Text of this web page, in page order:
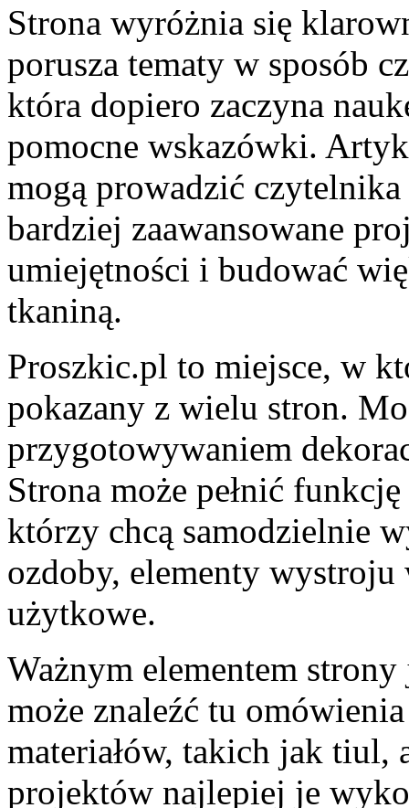
Strona wyróżnia się
porusza tematy w sposób
która dopiero zaczyna
pomocne wskazówki.
mogą prowadzić
bardziej zaawansowane
umiejętności i budować
tkaniną.
Proszkic.pl to miejsce, w
pokazany z wielu stron.
przygotowywaniem
Strona może pełnić
którzy chcą samodzielnie
ozdoby, elementy
użytkowe.
Ważnym elementem
może znaleźć tu
materiałów, takich jak tiul,
projektów najlepiej je